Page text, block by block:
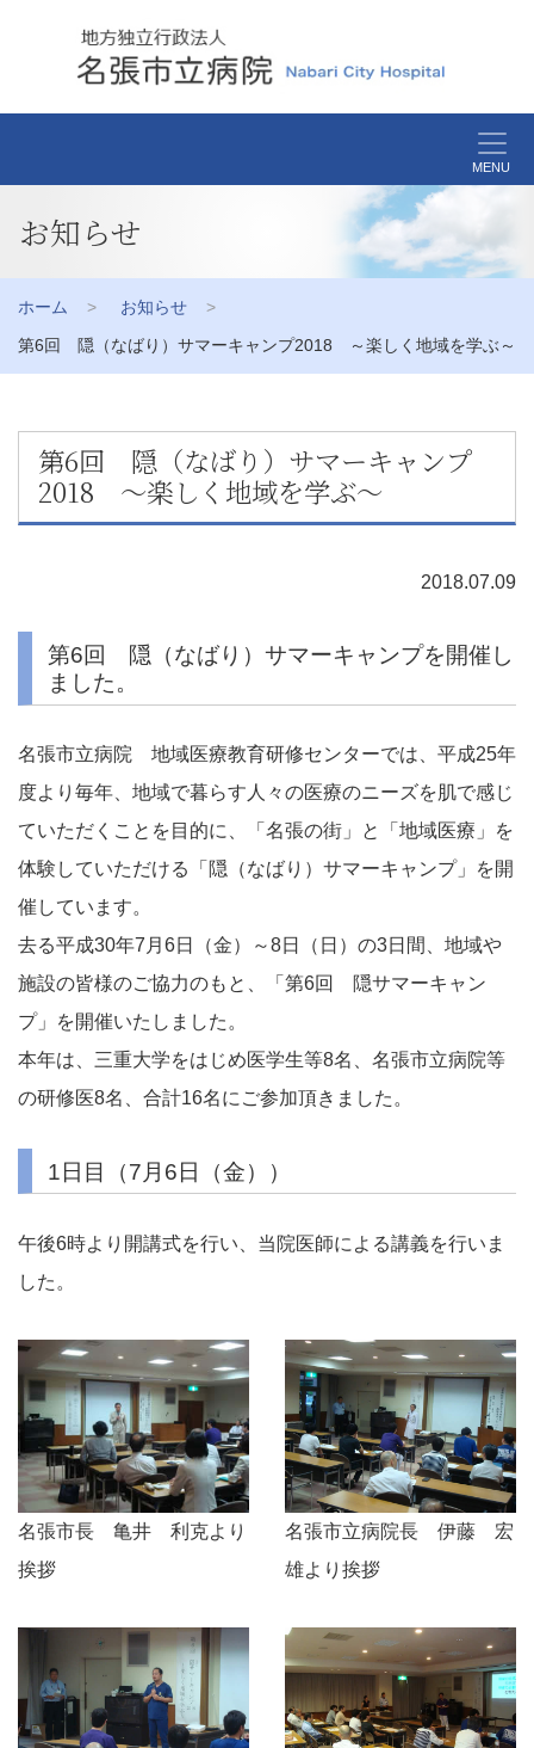
MENU
お知らせ
ホーム
お知らせ
第6回 隠（なばり）サマーキャンプ2018 ～楽しく地域を学ぶ～
第6回 隠（なばり）サマーキャンプ
2018 ～楽しく地域を学ぶ～
2018.07.09
第6回 隠（なばり）サマーキャンプを開催し
ました。
名張市立病院 地域医療教育研修センターでは、平成25年
度より毎年、地域で暮らす人々の医療のニーズを肌で感じ
ていただくことを目的に、「名張の街」と「地域医療」を
体験していただける「隠（なばり）サマーキャンプ」を開
催しています。
去る平成30年7月6日（金）～8日（日）の3日間、地域や
施設の皆様のご協力のもと、「第6回 隠サマーキャン
プ」を開催いたしました。
本年は、三重大学をはじめ医学生等8名、名張市立病院等
の研修医8名、合計16名にご参加頂きました。
1日目（7月6日（金））
午後6時より開講式を行い、当院医師による講義を行いま
した。
名張市長 亀井 利克より
挨拶
名張市立病院長 伊藤 宏
雄より挨拶